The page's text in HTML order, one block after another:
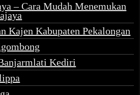
– Cara Mudah Menemukan
Kajen Kabupaten Pekalongan
Kediri